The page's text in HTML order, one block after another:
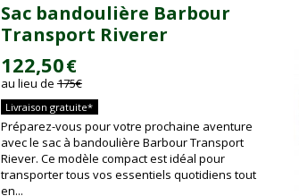
Sac bandoulière Barbour
Transport Riverer
122,50€
au lieu de 175€
Livraison gratuite*
Préparez-vous pour votre prochaine aventure
avec le sac à bandoulière Barbour Transport
Riever. Ce modèle compact est idéal pour
transporter tous vos essentiels quotidiens tout
en...